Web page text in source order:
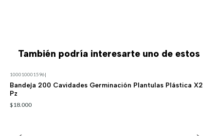
También podría interesarte uno de estos
100010001596|
Bandeja 200 Cavidades Germinación Plantulas Plástica X2
Pz
$18.000